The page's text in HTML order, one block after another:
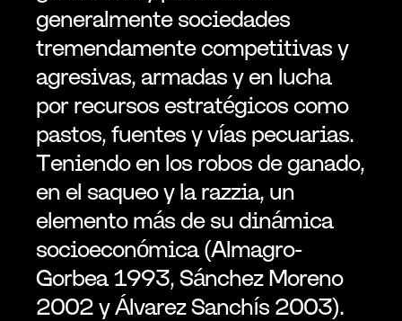
generalmente sociedades
tremendamente competitivas y
agresivas, armadas y en lucha
por recursos estratégicos como
pastos, fuentes y vías pecuarias.
Teniendo en los robos de ganado,
en el saqueo y la razzia, un
elemento más de su dinámica
socioeconómica (Almagro-
Gorbea 1993, Sánchez Moreno
2002 y Álvarez Sanchís 2003).